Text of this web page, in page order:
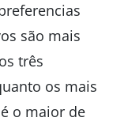
são mais
três
os mais
o maior de